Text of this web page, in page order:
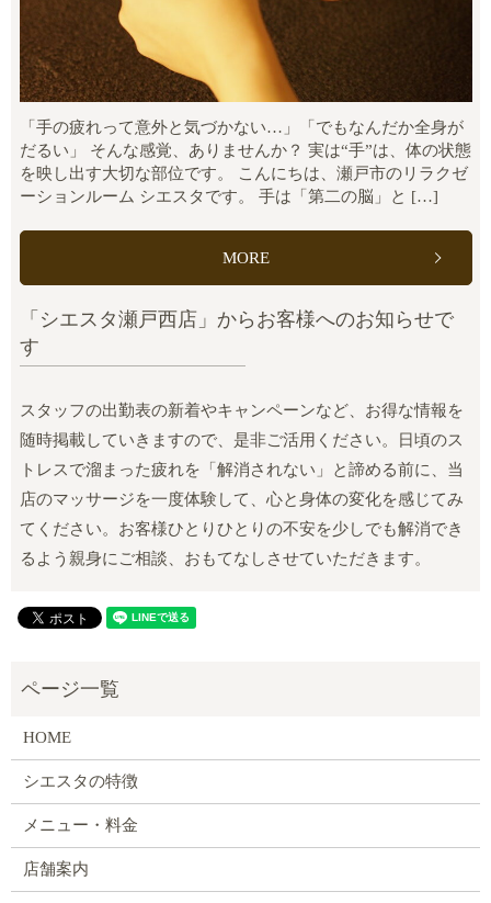
「手の疲れって意外と気づかない…」「でもなんだか全身が
だるい」 そんな感覚、ありませんか？ 実は“手”は、体の状態
を映し出す大切な部位です。 こんにちは、瀬戸市のリラクゼ
ーションルーム シエスタです。 手は「第二の脳」と […]
MORE
「シエスタ瀬戸西店」からお客様へのお知らせで
す
スタッフの出勤表の新着やキャンペーンなど、お得な情報を
随時掲載していきますので、是非ご活用ください。日頃のス
トレスで溜まった疲れを「解消されない」と諦める前に、当
店のマッサージを一度体験して、心と身体の変化を感じてみ
てください。お客様ひとりひとりの不安を少しでも解消でき
るよう親身にご相談、おもてなしさせていただきます。
HOME
シエスタの特徴
メニュー・料金
店舗案内